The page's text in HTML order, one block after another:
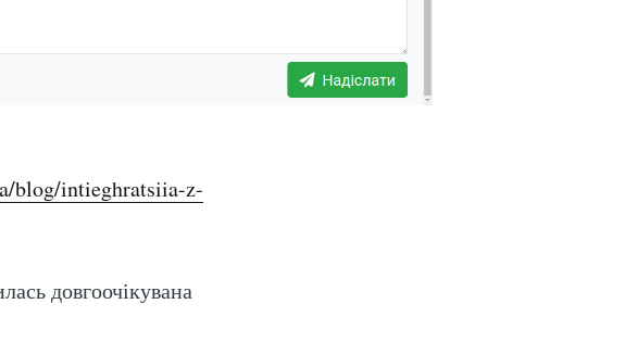
blog/intieghratsiia-z-
довгоочікувана